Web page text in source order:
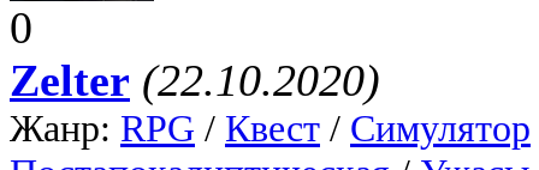
0
Zelter (22.10.2020)
Жанр: RPG / Квест / Симулятор